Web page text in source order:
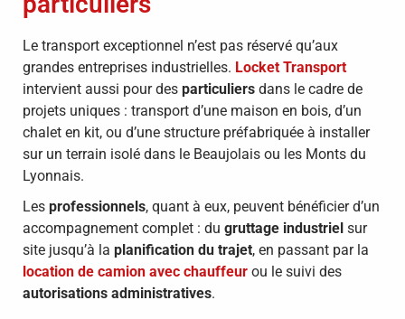
Le transport exceptionnel n’est pas réservé qu’aux
grandes entreprises industrielles. Locket Transport
intervient aussi pour des particuliers dans le cadre de
projets uniques : transport d’une maison en bois, d’un
chalet en kit, ou d’une structure préfabriquée à installer
sur un terrain isolé dans le Beaujolais ou les Monts du
Lyonnais.
Les professionnels, quant à eux, peuvent bénéficier d’un
accompagnement complet : du gruttage industriel sur
site jusqu’à la planification du trajet, en passant par la
location de camion avec chauffeur ou le suivi des
autorisations administratives.